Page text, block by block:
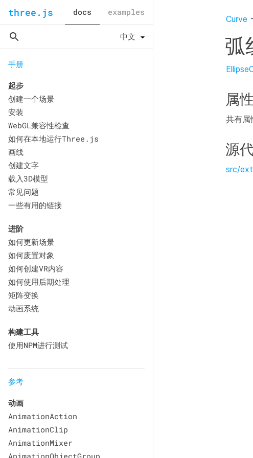
three.js docs examples
手册
起步
创建一个场景
安装
WebGL兼容性检查
如何在本地运行Three.js
画线
创建文字
载入3D模型
常见问题
一些有用的链接
进阶
如何更新场景
如何废置对象
如何创建VR内容
如何使用后期处理
矩阵变换
动画系统
构建工具
使用NPM进行测试
参考
动画
AnimationAction
AnimationClip
AnimationMixer
AnimationObjectGroup